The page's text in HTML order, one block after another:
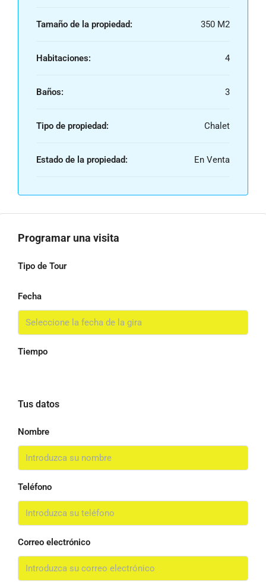
Tamaño de la propiedad: 350 M2
Habitaciones: 4
Baños: 3
Tipo de propiedad: Chalet
Estado de la propiedad: En Venta
Programar una visita
Tipo de Tour
Fecha
Tiempo
Tus datos
Nombre
Teléfono
Correo electrónico